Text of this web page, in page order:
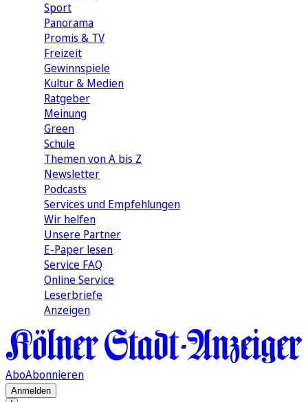
Sport
Panorama
Promis & TV
Freizeit
Gewinnspiele
Kultur & Medien
Ratgeber
Meinung
Green
Schule
Themen von A bis Z
Newsletter
Podcasts
Services und Empfehlungen
Wir helfen
Unsere Partner
E-Paper lesen
Service FAQ
Online Service
Leserbriefe
Anzeigen
AboAbonnieren
Anmelden